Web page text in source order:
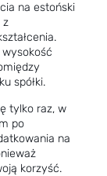
na estoński
z
spółki.
tylko raz, w
po
na
korzyść.